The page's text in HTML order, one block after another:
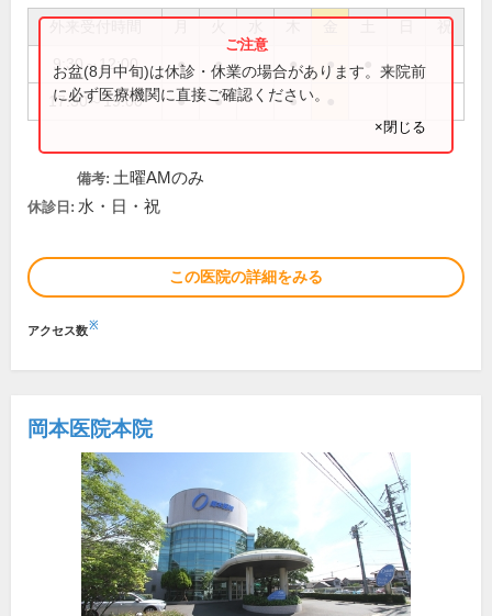
祝
9:30～12:00 ● ● ● ●
17:30～19:00 ● ● ●
お盆(8月中旬)は休診・休業の場合があります。来院前
に必ず医療機関に直接ご確認ください。
×閉じる
備考: 土曜AMのみ
休診日: 水・日・祝
この医院の詳細をみる
アクセス数※
岡本医院本院